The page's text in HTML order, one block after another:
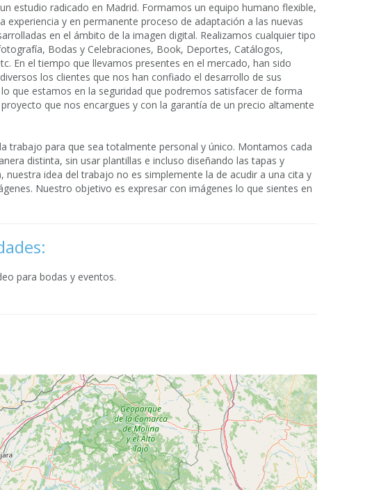
estudio radicado en Madrid. Formamos un equipo humano flexible,
experiencia y en permanente proceso de adaptación a las nuevas
en el ámbito de la imagen digital. Realizamos cualquier tipo
Bodas y Celebraciones, Book, Deportes, Catálogos,
En el tiempo que llevamos presentes en el mercado, han sido
los clientes que nos han confiado el desarrollo de sus
que estamos en la seguridad que podremos satisfacer de forma
que nos encargues y con la garantía de un precio altamente
trabajo para que sea totalmente personal y único. Montamos cada
distinta, sin usar plantillas e incluso diseñando las tapas y
nuestra idea del trabajo no es simplemente la de acudir a una cita y
Nuestro objetivo es expresar con imágenes lo que sientes en
para bodas y eventos.